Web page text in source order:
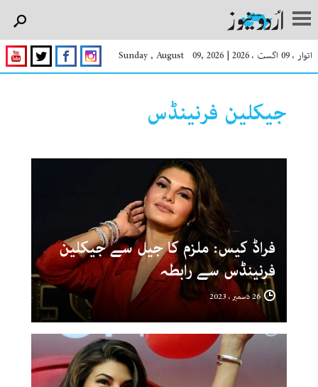
اتوار ، 09 اگست ، 2026 |
Sunday , August 09, 2026
جیکلین فرنینڈس
فراڈ کیس: ملزم کا جیل سے جیکلین
فرنینڈس سے رابطہ
26 دسمبر ، 2023